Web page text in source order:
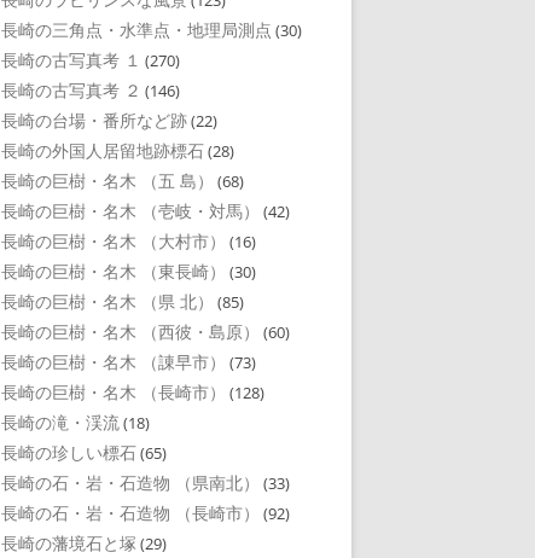
長崎の三角点・水準点・地理局測点 (30)
長崎の古写真考 １ (270)
長崎の古写真考 ２ (146)
長崎の台場・番所など跡(22)
長崎の外国人居留地跡標石(28)
長崎の巨樹・名木 （五 島） (68)
長崎の巨樹・名木 （壱岐・対馬） (42)
長崎の巨樹・名木 （大村市） (16)
長崎の巨樹・名木 （東長崎） (30)
長崎の巨樹・名木 （県 北） (85)
長崎の巨樹・名木 （西彼・島原） (60)
長崎の巨樹・名木 （諌早市） (73)
長崎の巨樹・名木 （長崎市） (128)
長崎の滝・渓流(18)
長崎の珍しい標石(65)
長崎の石・岩・石造物 （県南北） (33)
長崎の石・岩・石造物 （長崎市） (92)
長崎の藩境石と塚 (29)